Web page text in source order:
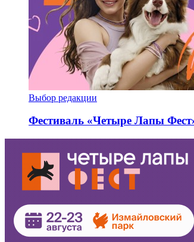
Выбор редакции
Фестиваль «Четыре Лапы